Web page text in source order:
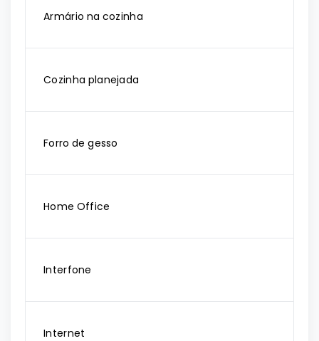
Armário na cozinha
Cozinha planejada
Forro de gesso
Home Office
Interfone
Internet